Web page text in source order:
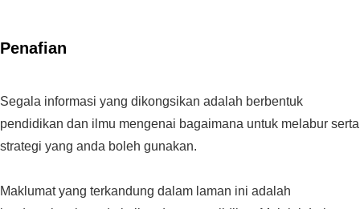
Penafian
Segala informasi yang dikongsikan adalah berbentuk
pendidikan dan ilmu mengenai bagaimana untuk melabur serta
strategi yang anda boleh gunakan.
Maklumat yang terkandung dalam laman ini adalah